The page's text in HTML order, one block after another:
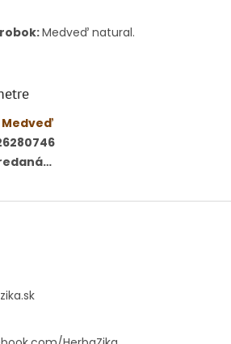
Medveď natural.